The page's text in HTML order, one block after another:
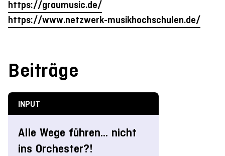
https://graumusic.de/
https://www.netzwerk-musikhochschulen.de/
Beiträge
INPUT
Alle Wege führen... nicht
ins Orchester?!